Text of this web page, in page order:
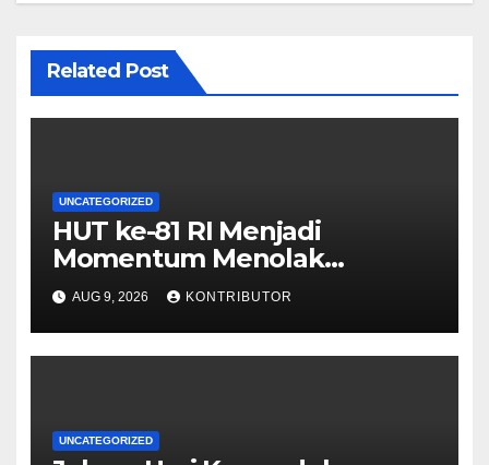
Related Post
UNCATEGORIZED
HUT ke-81 RI Menjadi
Momentum Menolak
Provokasi dan Memperkuat
Persatuan
AUG 9, 2026 KONTRIBUTOR
UNCATEGORIZED